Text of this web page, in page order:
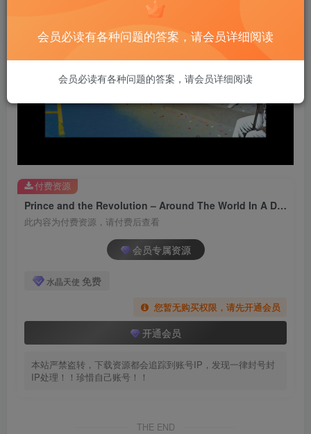
Prince and the Revolution – Around The World In A Day【FLAC 192】
此内容为付费资源，请付费后查看
会员专属资源
水晶天使 免费
您暂无购买权限，请先开通会员
开通会员
本站严禁盗转，下载资源都会追踪到账号IP，发现一律封号封
IP处理！！珍惜自己账号！！
付费资源
THE END
会员必读有各种问题的答案，请会员详细阅读
会员必读有各种问题的答案，请会员详细阅读